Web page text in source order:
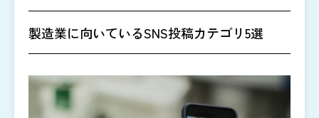
製造業に向いているSNS投稿カテゴリ5選